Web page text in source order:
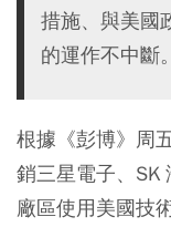
措施、與美國
的運作不中斷。
根據《彭博》周
銷三星電子、SK
廠區使用美國技